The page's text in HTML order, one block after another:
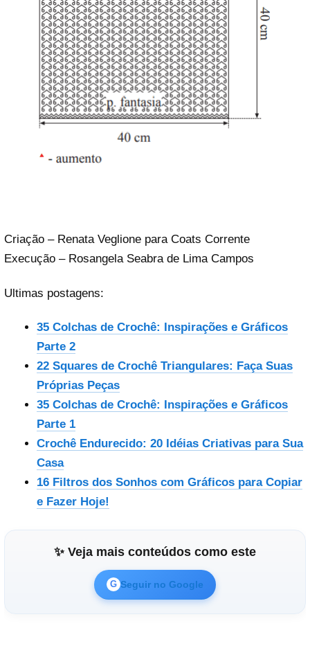
Criação – Renata Veglione para Coats Corrente
Execução – Rosangela Seabra de Lima Campos
Ultimas postagens:
35 Colchas de Crochê: Inspirações e Gráficos
Parte 2
22 Squares de Crochê Triangulares: Faça Suas
Próprias Peças
35 Colchas de Crochê: Inspirações e Gráficos
Parte 1
Crochê Endurecido: 20 Idéias Criativas para Sua
Casa
16 Filtros dos Sonhos com Gráficos para Copiar
e Fazer Hoje!
✨ Veja mais conteúdos como este
G Seguir no Google